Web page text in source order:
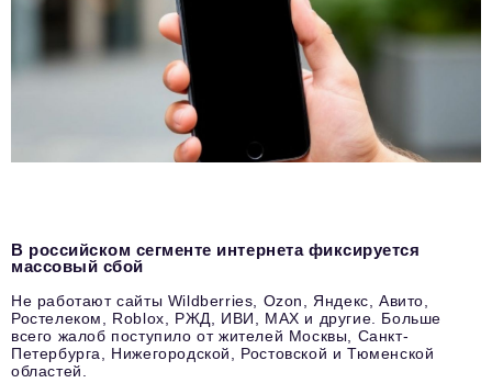
В российском сегменте интернета фиксируется
массовый сбой
Не работают сайты Wildberries, Ozon, Яндекс, Авито,
Ростелеком, Roblox, РЖД, ИВИ, MAX и другие. Больше
всего жалоб поступило от жителей Москвы, Санкт-
Петербурга, Нижегородской, Ростовской и Тюменской
областей.